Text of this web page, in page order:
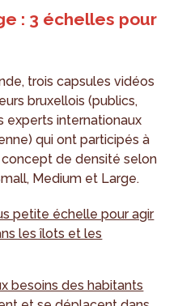
: 3 échelles pour
trois capsules vidéos
bruxellois (publics,
experts internationaux
qui ont participés à
de densité selon
Medium et Large.
petite échelle pour agir
les îlots et les
besoins des habitants